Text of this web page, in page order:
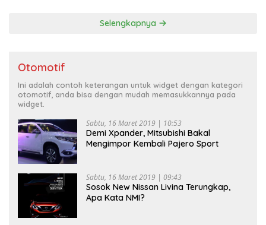
Selengkapnya
Otomotif
Ini adalah contoh keterangan untuk widget dengan kategori
otomotif, anda bisa dengan mudah memasukkannya pada
widget.
Sabtu, 16 Maret 2019 | 10:53
Demi Xpander, Mitsubishi Bakal
Mengimpor Kembali Pajero Sport
Sabtu, 16 Maret 2019 | 09:43
Sosok New Nissan Livina Terungkap,
Apa Kata NMI?